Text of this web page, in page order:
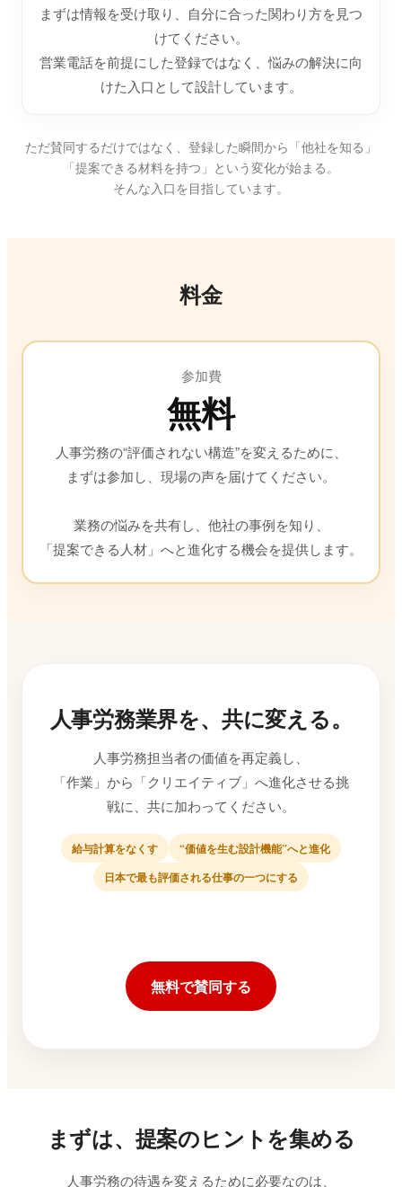
まずは情報を受け取り、自分に合った関わり方を見つ
けてください。
営業電話を前提にした登録ではなく、悩みの解決に向
けた入口として設計しています。
ただ賛同するだけではなく、登録した瞬間から「他社を知る」
「提案できる材料を持つ」という変化が始まる。
そんな入口を目指しています。
料金
参加費
無料
人事労務の“評価されない構造”を変えるために、
まずは参加し、現場の声を届けてください。
業務の悩みを共有し、他社の事例を知り、
「提案できる人材」へと進化する機会を提供します。
人事労務業界を、共に変える。
人事労務担当者の価値を再定義し、
「作業」から「クリエイティブ」へ進化させる挑
戦に、共に加わってください。
給与計算をなくす
“価値を生む設計機能”へと進化
日本で最も評価される仕事の一つにする
無料で賛同する
まずは、提案のヒントを集める
人事労務の待遇を変えるために必要なのは、